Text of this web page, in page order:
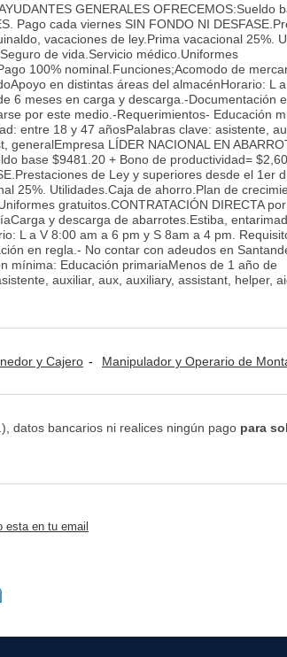
GENERALES OFRECEMOS:Sueldo
Pago cada viernes SIN FONDO NI
vacaciones de ley.Prima vacacional 25%.
de vida.Servicio médico.Uniformes
100% nominal.Funciones;Acomodo de
en distintas áreas del almacénHorario: L
6 meses en carga y descarga.-Documentación
por este medio.-Requerimientos- Educación
entre 18 y 47 añosPalabras clave: asistente,
LÍDER NACIONAL EN
base $9481.20 + Bono de productividad=
de Ley y superiores desde el 1er
25%. Utilidades.Caja de ahorro.Plan de
gratuitos.CONTRATACIÓN DIRECTA
y descarga de abarrotes.Estiba,
L a V 8:00 am a 6 pm y S 8am a 4 pm.
en regla.- No contar con adeudos en
mínima: Educación primariaMenos de 1 año de
auxiliar, aux, auxiliary, assistant, helper,
y Cajero Manipulador y Operario de
datos bancarios ni realices ningún pago para
esta en tu email